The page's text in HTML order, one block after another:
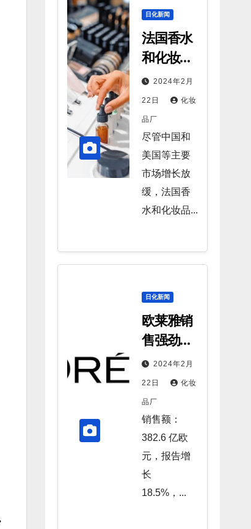
日化新闻
法国香水
和化妆品
出口持续
猛增
2024年2月
22日 化妆
品厂
尽管中国和
美国等主要
市场增长放
缓，法国香
水和化妆品...
日化新闻
欧莱雅销
售强劲增
长， 所有
部门和所
有区域又
一年表现
出色
2024年2月
22日 化妆
品厂
销售额：
382.6 亿欧
元，报告增
长
18.5%，...